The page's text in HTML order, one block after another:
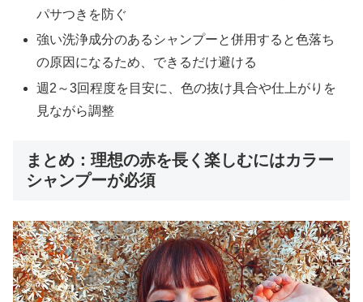
パサつきを防ぐ
強い洗浄成分のあるシャンプーと併用すると色落ち
の原因になるため、できるだけ避ける
週2～3回程度を目安に、色の抜け具合や仕上がりを
見ながら調整
まとめ：理想の赤を長く楽しむにはカラー
シャンプーが必須